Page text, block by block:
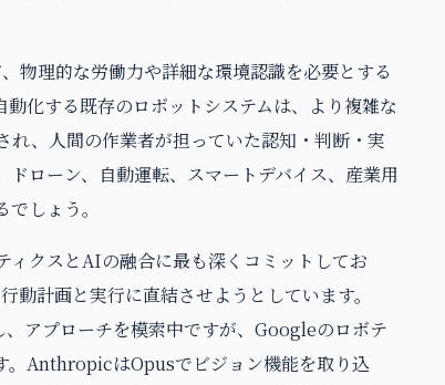
物理的な労働力や詳細な環境認識を必要とする
化する既存のロボットシステムは、より複雑な
、人間の作業者が担っていた認知・判断・実
ローン、自動運転、スマートデバイス、産業用
しょう。
クスとAIの融合に最も深くコミットしてお
計画と実行に直結させようとしています。
アプローチを模索中ですが、Googleのロボテ
。AnthropicはOpusでビジョン機能を取り込